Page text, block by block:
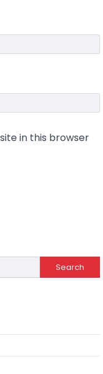
in this browser
Search